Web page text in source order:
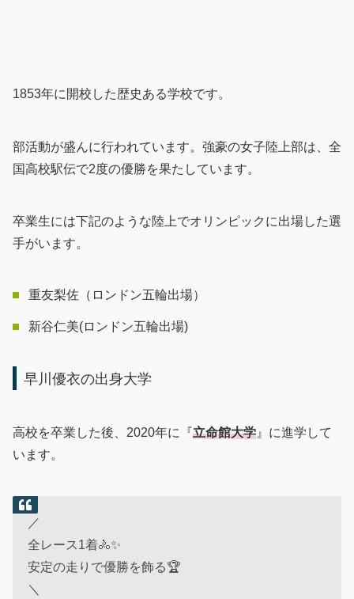
1853年に開校した歴史ある学校です。
部活動が盛んに行われています。強豪の女子陸上部は、全
国高校駅伝で2度の優勝を果たしています。
卒業生には下記のような陸上でオリンピックに出場した選
手がいます。
重友梨佐（ロンドン五輪出場）
新谷仁美(ロンドン五輪出場)
早川優衣の出身大学
高校を卒業した後、2020年に『立命館大学 』に進学して
います。
／
全レース1着🚴✨
安定の走りで優勝を飾る🏆
＼